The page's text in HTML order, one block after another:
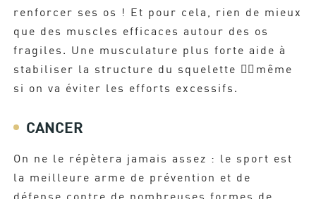
renforcer ses os ! Et pour cela, rien de mieux
que des muscles efficaces autour des os
fragiles. Une musculature plus forte aide à
stabiliser la structure du squelette 🏋️‍♂️​même
si on va éviter les efforts excessifs.
CANCER
On ne le répètera jamais assez : le sport est
la meilleure arme de prévention et de
défense contre de nombreuses formes de